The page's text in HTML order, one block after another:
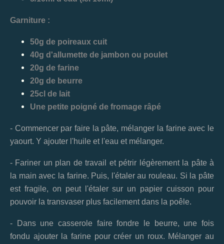
Garniture :
50g de poireaux cuit
40g d'allumette de jambon ou poulet
20g de farine
20g de beurre
25cl de lait
Une petite poigné de fromage râpé
- Commencer par faire la pâte, mélanger la farine avec le
yaourt. Y ajouter l'huile et l'eau et mélanger.
- Fariner un plan de travail et pétrir légèrement la pâte à
la main avec la farine. Puis, l'étaler au rouleau. Si la pâte
est fragile, on peut l'étaler sur un papier cuisson pour
pouvoir la transvaser plus facilement dans la poêle.
- Dans une casserole faire fondre le beurre, une fois
fondu ajouter la farine pour créer un roux. Mélanger au